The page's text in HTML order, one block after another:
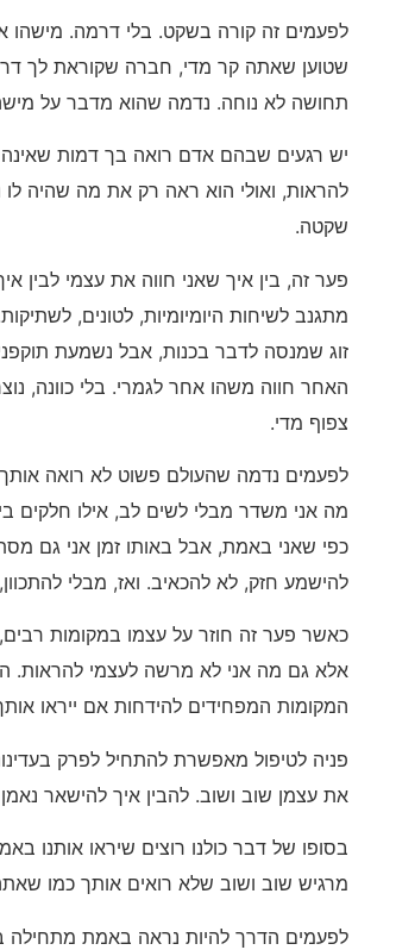
לפעמים זה קורה בשקט. בלי דרמה. מישהו
שטוען שאתה קר מדי, חברה שקוראת לך
תחושה לא נוחה. נדמה שהוא מדבר על
יש רגעים שבהם אדם רואה בך דמות
להראות, ואולי הוא ראה רק את מה שהיה
שקטה.
פער זה, בין איך שאני חווה את עצמי לבין
מתגנב לשיחות היומיומיות, לטונים,
זוג שמנסה לדבר בכנות, אבל נשמעת
האחר חווה משהו אחר לגמרי. בלי כוונה,
צפוף מדי.
לפעמים נדמה שהעולם פשוט לא רואה
מה אני משדר מבלי לשים לב, אילו חלקים
כפי שאני באמת, אבל באותו זמן אני גם
להישמע חזק, לא להכאיב. ואז, מבלי
כאשר פער זה חוזר על עצמו במקומות
אלא גם מה אני לא מרשה לעצמי להראות.
המקומות המפחידים להידחות אם ייראו
פניה לטיפול מאפשרת להתחיל לפרק
את עצמן שוב ושוב. להבין איך להישאר
בסופו של דבר כולנו רוצים שיראו
מרגיש שוב ושוב שלא רואים אותך כמו
לפעמים הדרך להיות נראה באמת מתחילה